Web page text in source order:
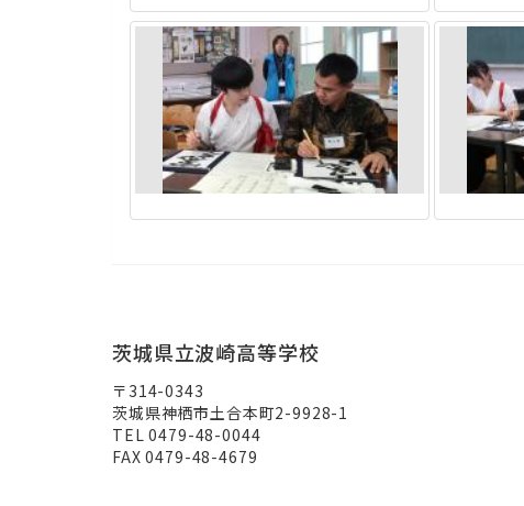
茨城県立波崎高等学校
〒314-0343
茨城県神栖市土合本町2-9928-1
TEL 0479-48-0044
FAX 0479-48-4679